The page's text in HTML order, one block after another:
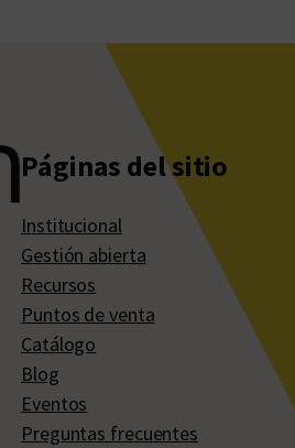
Páginas del sitio
Institucional
Gestión abierta
Recursos
Puntos de venta
Catálogo
Blog
Eventos
Preguntas frecuentes